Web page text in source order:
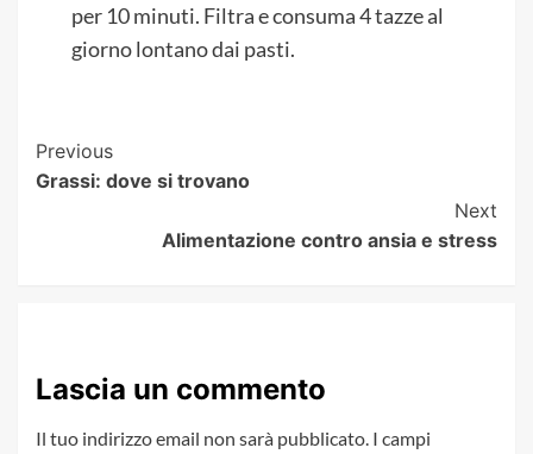
per 10 minuti. Filtra e consuma 4 tazze al
giorno lontano dai pasti.
Post
Navigation
Previous
Grassi: dove si trovano
Next
Alimentazione contro ansia e stress
Lascia un commento
Il tuo indirizzo email non sarà pubblicato. I campi